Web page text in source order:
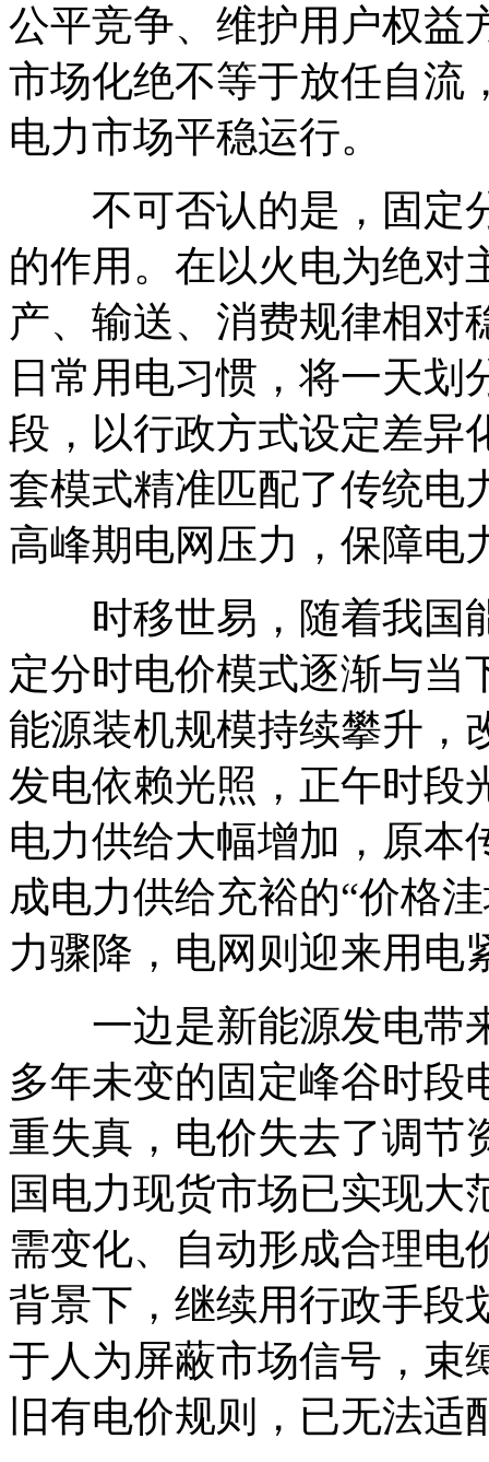
公平竞争、维护用户权益
市场化绝不等于放任自流
电力市场平稳运行。
不可否认的是，固定
的作用。在以火电为绝对
产、输送、消费规律相对
日常用电习惯，将一天
段，以行政方式设定差异
套模式精准匹配了传统电
高峰期电网压力，保障电
时移世易，随着我国
定分时电价模式逐渐与当
能源装机规模持续攀升，
发电依赖光照，正午时段
电力供给大幅增加，原本
成电力供给充裕的“价格
力骤降，电网则迎来用电
一边是新能源发电带
多年未变的固定峰谷时段
重失真，电价失去了调节
国电力现货市场已实现大
需变化、自动形成合理电
背景下，继续用行政手段
于人为屏蔽市场信号，束
旧有电价规则，已无法